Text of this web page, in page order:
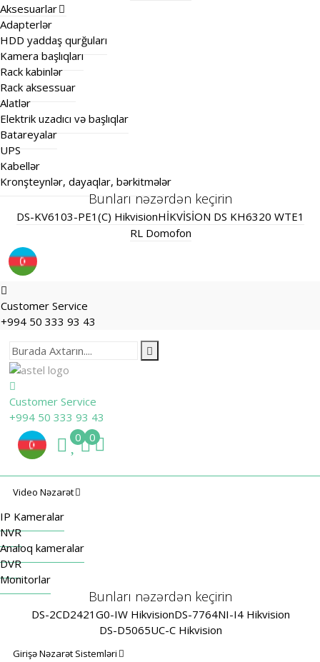
Aksesuarlar
Adapterlər
HDD yaddaş qurğuları
Kamera başlıqları
Rack kabinlər
Rack aksessuar
Alatlər
Elektrik uzadıcı və başlıqlar
Batareyalar
UPS
Kabellər
Kronşteynlər, dayaqlar, bərkitmələr
Bunları nəzərdən keçirin
DS-KV6103-PE1(C) HikvisionHİKVİSİON DS KH6320 WTE1
RL Domofon
Customer Service
+994 50 333 93 43
Customer Service
+994 50 333 93 43
0 0
Video Nəzarət
IP Kameralar
NVR
Analoq kameralar
DVR
Monitorlar
Bunları nəzərdən keçirin
DS-2CD2421G0-IW HikvisionDS-7764NI-I4 Hikvision
DS-D5065UC-C Hikvision
Girişə Nəzarət Sistemləri